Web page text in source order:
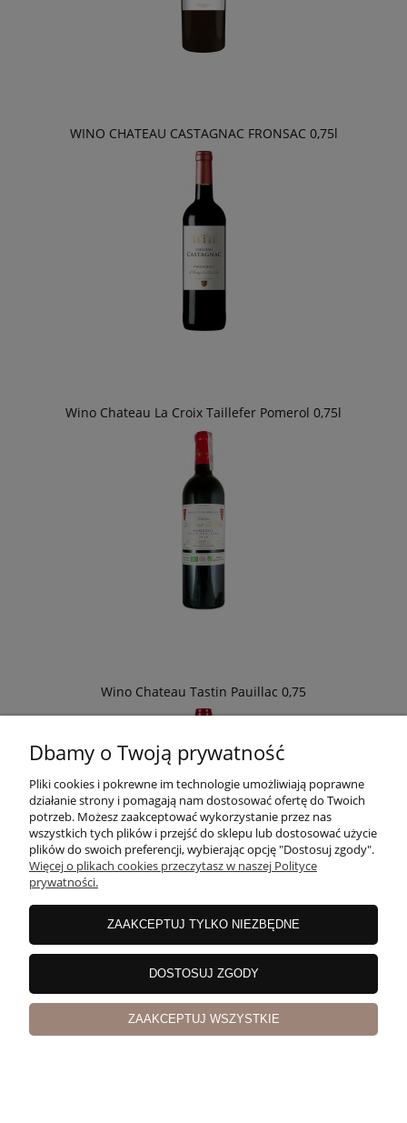
WINO CHATEAU CASTAGNAC FRONSAC 0,75l
Wino Chateau La Croix Taillefer Pomerol 0,75l
Wino Chateau Tastin Pauillac 0,75
Wino Clos de Los Siete 0,75l
Dbamy o Twoją prywatność
Pliki cookies i pokrewne im technologie umożliwiają poprawne
działanie strony i pomagają nam dostosować ofertę do Twoich
potrzeb. Możesz zaakceptować wykorzystanie przez nas
wszystkich tych plików i przejść do sklepu lub dostosować użycie
plików do swoich preferencji, wybierając opcję "Dostosuj zgody".
Więcej o plikach cookies przeczytasz w naszej Polityce
prywatności.
ZAAKCEPTUJ TYLKO NIEZBĘDNE
DOSTOSUJ ZGODY
ZAAKCEPTUJ WSZYSTKIE